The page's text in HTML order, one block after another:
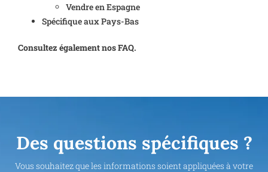
Vendre en Espagne
Spécifique aux Pays-Bas
Consultez également nos FAQ.
Des questions spécifiques ?
Vous souhaitez que les informations soient appliquées à votre